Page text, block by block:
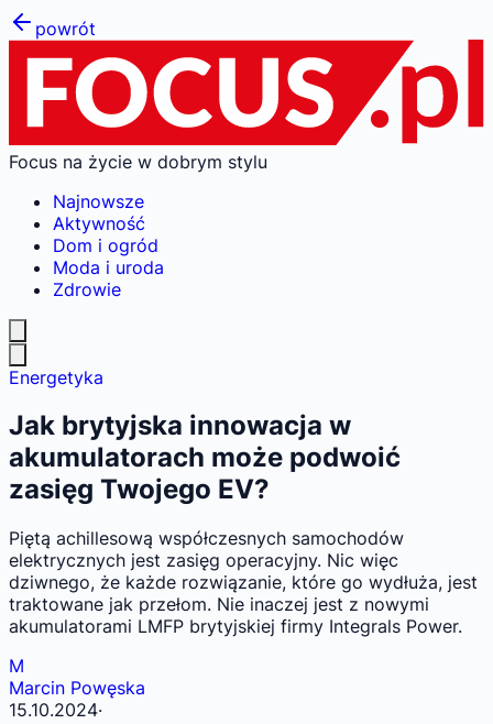
powrót
Focus na życie w dobrym stylu
Najnowsze
Aktywność
Dom i ogród
Moda i uroda
Zdrowie
Energetyka
Jak brytyjska innowacja w
akumulatorach może podwoić
zasięg Twojego EV?
Piętą achillesową współczesnych samochodów
elektrycznych jest zasięg operacyjny. Nic więc
dziwnego, że każde rozwiązanie, które go wydłuża, jest
traktowane jak przełom. Nie inaczej jest z nowymi
akumulatorami LMFP brytyjskiej firmy Integrals Power.
M
Marcin Powęska
15.10.2024·